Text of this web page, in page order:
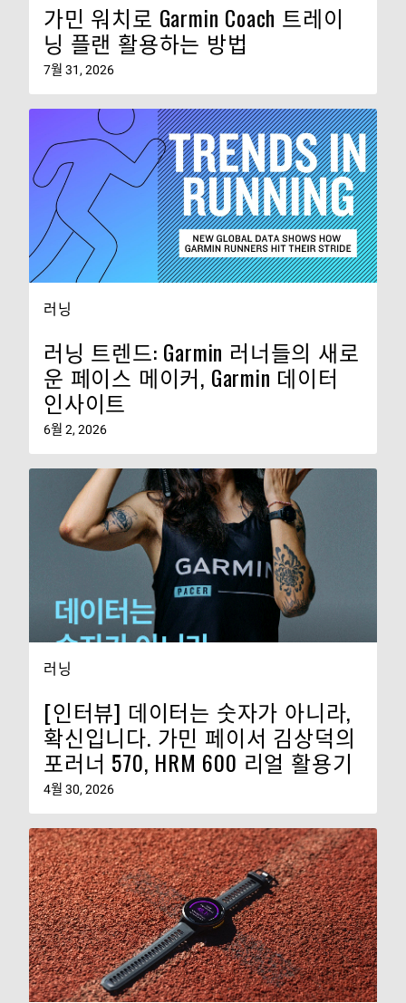
가민 워치로 Garmin Coach 트레이
닝 플랜 활용하는 방법
7월 31, 2026
러닝
러닝 트렌드: Garmin 러너들의 새로
운 페이스 메이커, Garmin 데이터
인사이트
6월 2, 2026
러닝
[인터뷰] 데이터는 숫자가 아니라,
확신입니다. 가민 페이서 김상덕의
포러너 570, HRM 600 리얼 활용기
4월 30, 2026